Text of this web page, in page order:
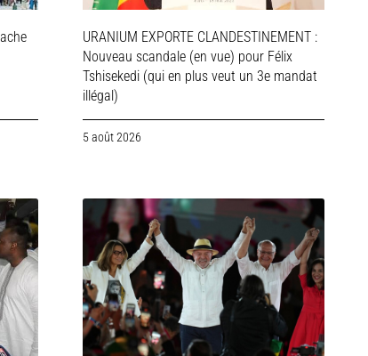
URANIUM EXPORTE CLANDESTINEMENT :
Nouveau scandale (en vue) pour Félix
Tshisekedi (qui en plus veut un 3e mandat
illégal)
5 août 2026